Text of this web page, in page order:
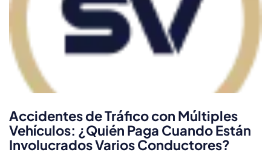
Accidentes de Tráfico con Múltiples
Vehículos: ¿Quién Paga Cuando Están
Involucrados Varios Conductores?